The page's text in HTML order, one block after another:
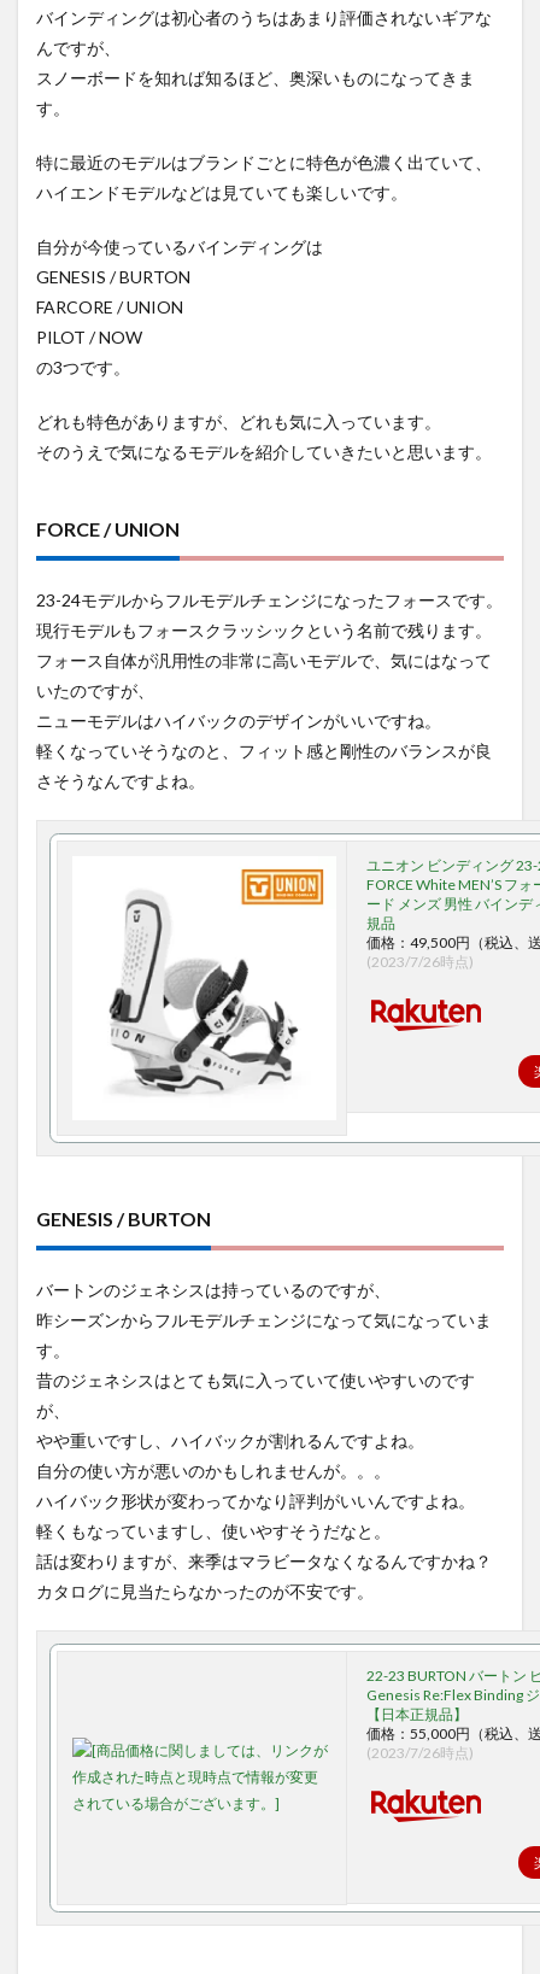
バインディングは初心者のうちはあまり評価されないギアな
んですが、
スノーボードを知れば知るほど、奥深いものになってきま
す。
特に最近のモデルはブランドごとに特色が色濃く出ていて、
ハイエンドモデルなどは見ていても楽しいです。
自分が今使っているバインディングは
GENESIS / BURTON
FARCORE / UNION
PILOT / NOW
の3つです。
どれも特色がありますが、どれも気に入っています。
そのうえで気になるモデルを紹介していきたいと思います。
FORCE / UNION
23-24モデルからフルモデルチェンジになったフォースです。
現行モデルもフォースクラッシックという名前で残ります。
フォース自体が汎用性の非常に高いモデルで、気にはなって
いたのですが、
ニューモデルはハイバックのデザインがいいですね。
軽くなっていそうなのと、フィット感と剛性のバランスが良
さそうなんですよね。
ユニオン ビンディング
FORCE White MEN’S フ
ード メンズ 男性 バインデ
規品
価格：49,500円（税込、
(2023/7/26時点)
GENESIS / BURTON
バートンのジェネシスは持っているのですが、
昨シーズンからフルモデルチェンジになって気になっていま
す。
昔のジェネシスはとても気に入っていて使いやすいのです
が、
やや重いですし、ハイバックが割れるんですよね。
自分の使い方が悪いのかもしれませんが。。。
ハイバック形状が変わってかなり評判がいいんですよね。
軽くもなっていますし、使いやすそうだなと。
話は変わりますが、来季はマラビータなくなるんですかね？
カタログに見当たらなかったのが不安です。
22-23 BURTON バートン
Genesis Re:Flex Binding
【日本正規品】
価格：55,000円（税込、
(2023/7/26時点)